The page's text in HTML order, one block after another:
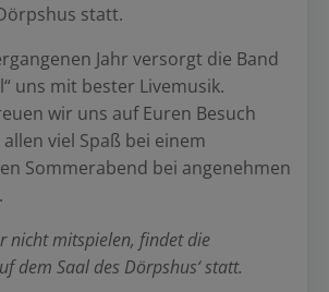
statt.
Jahr versorgt die Band
uns mit bester Livemusik.
wir uns auf Euren Besuch
viel Spaß bei einem
Sommerabend bei angenehmen
nicht mitspielen, findet die
dem Saal des Dörpshus‘ statt.